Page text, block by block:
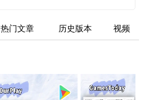
热门文章 历史版本 视频